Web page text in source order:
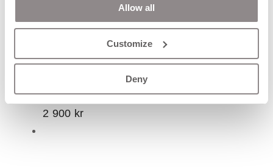
Allow all
Customize
Deny
CORA II ring
2 900 kr